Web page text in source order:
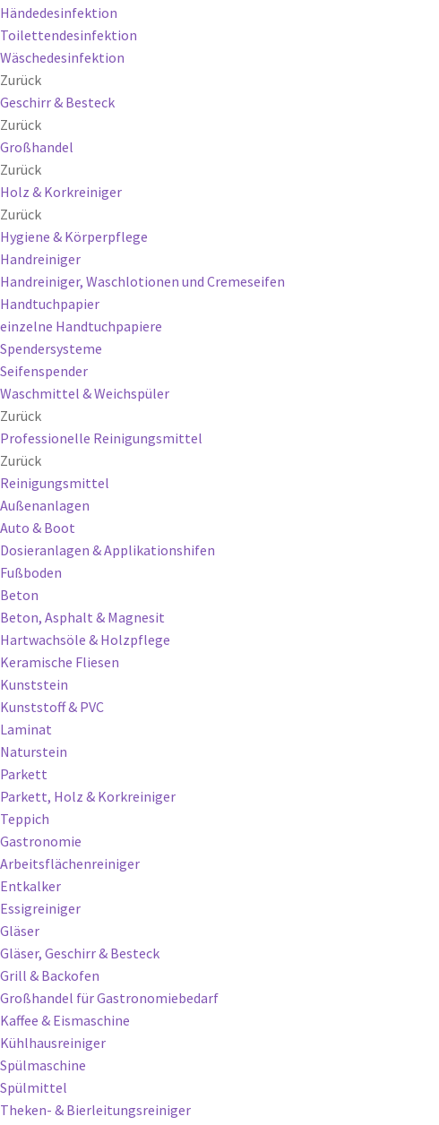
Händedesinfektion
Toilettendesinfektion
Wäschedesinfektion
Zurück
Geschirr & Besteck
Zurück
Großhandel
Zurück
Holz & Korkreiniger
Zurück
Hygiene & Körperpflege
Handreiniger
Handreiniger, Waschlotionen und Cremeseifen
Handtuchpapier
einzelne Handtuchpapiere
Spendersysteme
Seifenspender
Waschmittel & Weichspüler
Zurück
Professionelle Reinigungsmittel
Zurück
Reinigungsmittel
Außenanlagen
Auto & Boot
Dosieranlagen & Applikationshifen
Fußboden
Beton
Beton, Asphalt & Magnesit
Hartwachsöle & Holzpflege
Keramische Fliesen
Kunststein
Kunststoff & PVC
Laminat
Naturstein
Parkett
Parkett, Holz & Korkreiniger
Teppich
Gastronomie
Arbeitsflächenreiniger
Entkalker
Essigreiniger
Gläser
Gläser, Geschirr & Besteck
Grill & Backofen
Großhandel für Gastronomiebedarf
Kaffee & Eismaschine
Kühlhausreiniger
Spülmaschine
Spülmittel
Theken- & Bierleitungsreiniger